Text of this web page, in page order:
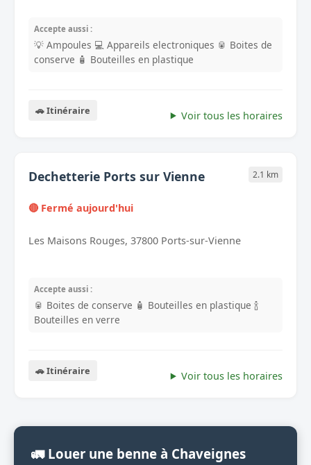
Accepte aussi :
💡 Ampoules 💻 Appareils electroniques 🥫 Boites de
conserve 🧴 Bouteilles en plastique
🚗 Itinéraire Voir tous les horaires
Dechetterie Ports sur Vienne 2.1 km
🔴 Fermé aujourd'hui
Les Maisons Rouges, 37800 Ports-sur-Vienne
Accepte aussi :
🥫 Boites de conserve 🧴 Bouteilles en plastique 🍾
Bouteilles en verre
🚗 Itinéraire Voir tous les horaires
🚛 Louer une benne à Chaveignes